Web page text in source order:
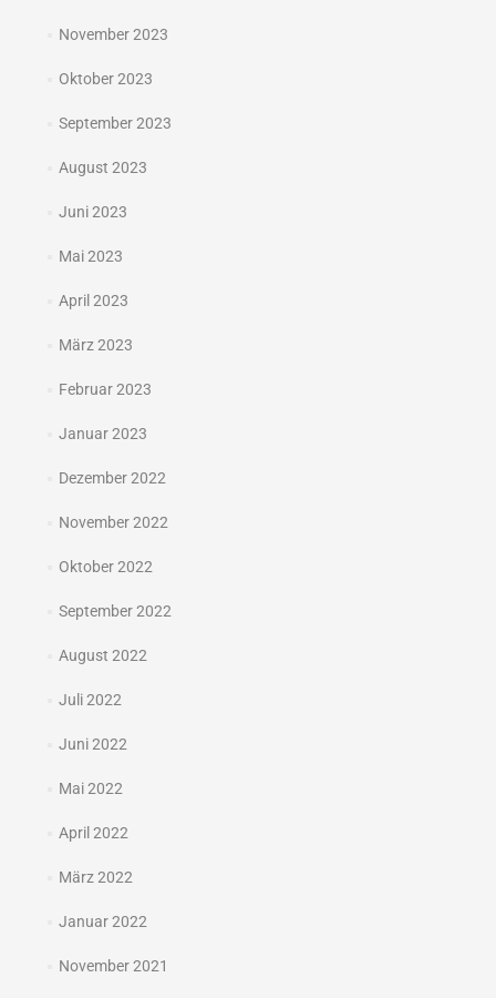
November 2023
Oktober 2023
September 2023
August 2023
Juni 2023
Mai 2023
April 2023
März 2023
Februar 2023
Januar 2023
Dezember 2022
November 2022
Oktober 2022
September 2022
August 2022
Juli 2022
Juni 2022
Mai 2022
April 2022
März 2022
Januar 2022
November 2021